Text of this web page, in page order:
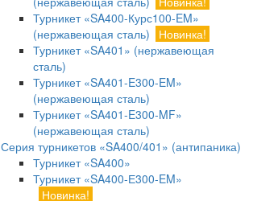
Турникет «SA400-Курс100-EM»
(нержавеющая сталь)
Новинка!
Турникет «SA401» (нержавеющая
сталь)
Турникет «SA401-E300-EM»
(нержавеющая сталь)
Турникет «SA401-E300-MF»
(нержавеющая сталь)
Серия турникетов «SA400/401» (антипаника)
Турникет «SA400»
Турникет «SA400-Е300-EM»
Новинка!